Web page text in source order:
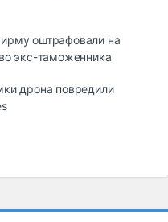
оштрафовали на
экс-таможенника
дрона повредили